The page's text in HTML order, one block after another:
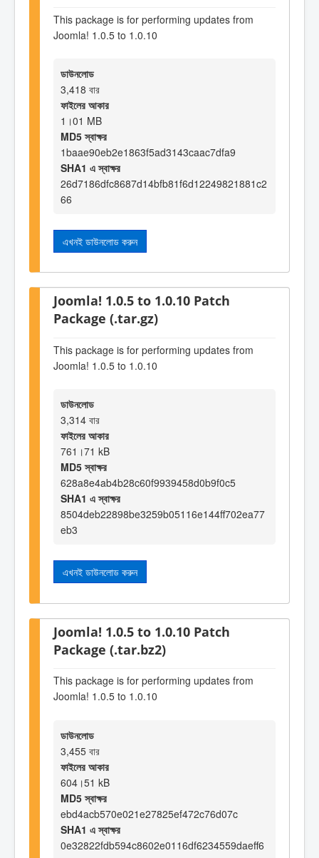
This package is for performing updates from
Joomla! 1.0.5 to 1.0.10
ডাউনলোড
3,418 বার
ফাইলের আকার
1।01 MB
MD5 স্বাক্ষর
1baae90eb2e1863f5ad3143caac7dfa9
SHA1 এ স্বাক্ষর
26d7186dfc8687d14bfb81f6d12249821881c2
66
এখনই ডাউনলোড করুন
Joomla! 1.0.5 to 1.0.10 Patch
Package (.tar.gz)
This package is for performing updates from
Joomla! 1.0.5 to 1.0.10
ডাউনলোড
3,314 বার
ফাইলের আকার
761।71 kB
MD5 স্বাক্ষর
628a8e4ab4b28c60f9939458d0b9f0c5
SHA1 এ স্বাক্ষর
8504deb22898be3259b05116e144ff702ea77
eb3
এখনই ডাউনলোড করুন
Joomla! 1.0.5 to 1.0.10 Patch
Package (.tar.bz2)
This package is for performing updates from
Joomla! 1.0.5 to 1.0.10
ডাউনলোড
3,455 বার
ফাইলের আকার
604।51 kB
MD5 স্বাক্ষর
ebd4acb570e021e27825ef472c76d07c
SHA1 এ স্বাক্ষর
0e32822fdb594c8602e0116df6234559daeff6